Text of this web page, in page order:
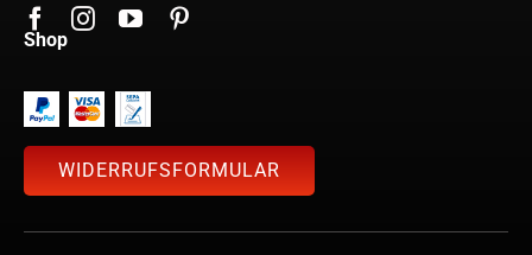
Shop
WIDERRUFSFORMULAR